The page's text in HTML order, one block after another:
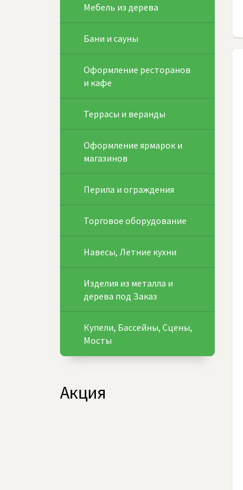
Мебель из дерева
Бани и сауны
Оформление ресторанов
и кафе
Террасы и веранды
Оформление ярмарок и
магазинов
Перила и ограждения
Торговое оборудование
Навесы, Летние кухни
Изделия из металла и
дерева под Заказ
Купели, Бассейны, Сцены,
Мосты
Акция